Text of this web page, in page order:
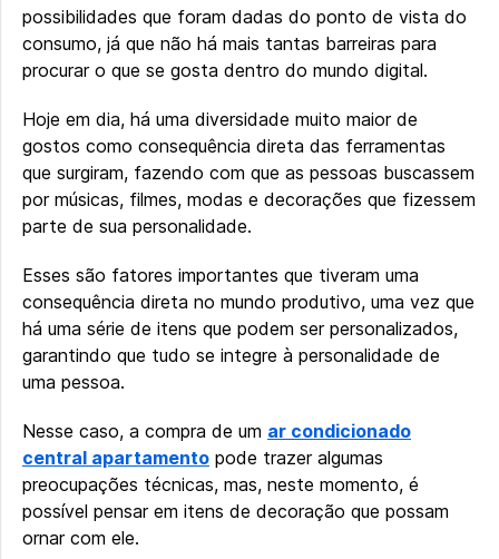
possibilidades que foram dadas do ponto de vista do
consumo, já que não há mais tantas barreiras para
procurar o que se gosta dentro do mundo digital.
Hoje em dia, há uma diversidade muito maior de
gostos como consequência direta das ferramentas
que surgiram, fazendo com que as pessoas buscassem
por músicas, filmes, modas e decorações que fizessem
parte de sua personalidade.
Esses são fatores importantes que tiveram uma
consequência direta no mundo produtivo, uma vez que
há uma série de itens que podem ser personalizados,
garantindo que tudo se integre à personalidade de
uma pessoa.
Nesse caso, a compra de um ar condicionado
central apartamento pode trazer algumas
preocupações técnicas, mas, neste momento, é
possível pensar em itens de decoração que possam
ornar com ele.